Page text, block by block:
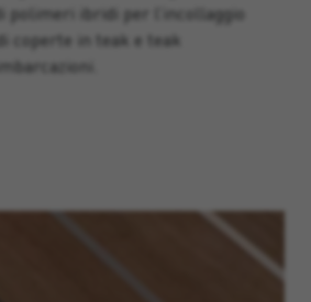
polimeri ibridi per l’incollaggio
coperte in teak e teak